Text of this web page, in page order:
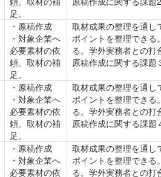
足。
・原稿作成
・対象企業へ
必要素材の依
頼、取材の補
足。
取材成果の整理を通し
ポイントを整理できる
る。学外実務者との
原稿作成に関する課題
・原稿作成
・対象企業へ
必要素材の依
頼、取材の補
足。
取材成果の整理を通し
ポイントを整理できる
る。学外実務者との
原稿作成に関する課題
・原稿作成
・対象企業へ
必要素材の依
取材成果の整理を通し
ポイントを整理できる
る。学外実務者との